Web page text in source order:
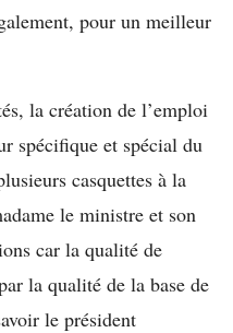
pour un meilleur
la création de l’emploi
spécifique et spécial du
casquettes à la
le ministre et son
car la qualité de
la qualité de la base de
le président